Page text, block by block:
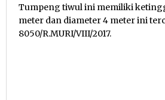
Tumpeng tiwul ini memiliki
meter dan diameter 4 meter ini
8050/R.MURI/VIII/2017.